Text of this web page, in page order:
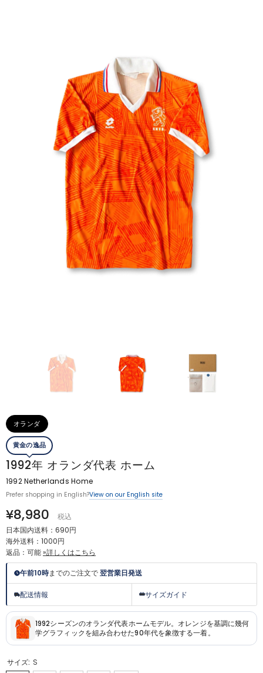
オランダ
黄金の逸品
1992年 オランダ代表 ホーム
1992 Netherlands Home
Prefer shopping in English?View on our English site
¥8,980
税込
日本国内送料：690円
海外送料：1000円
返品：可能»詳しくはこちら
午前10時までのご注文で翌営業日発送
配送情報 サイズガイド
1992シーズンのオランダ代表ホームモデル。オレンジを基調に幾何
学グラフィックを組み合わせた90年代を象徴する一着。
サイズ: S